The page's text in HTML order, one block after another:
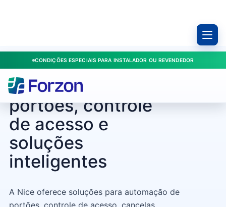
CONDIÇÕES ESPECIAIS PARA INSTALADOR OU REVENDEDOR
Nice: automação de
portões, controle
de acesso e
soluções
inteligentes
A Nice oferece soluções para automação de
portões, controle de acesso, cancelas,